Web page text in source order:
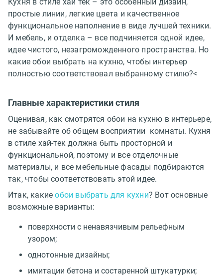
простые линии, легкие цвета и качественное
функциональное наполнение в виде лучшей техники.
И мебель, и отделка – все подчиняется одной идее,
идее чистого, незагроможденного пространства. Но
какие обои выбрать на кухню, чтобы интерьер
полностью соответствовал выбранному стилю?<
Главные характеристики стиля
Оценивая, как смотрятся обои на кухню в интерьере,
не забывайте об общем восприятии комнаты. Кухня
в стиле хай-тек должна быть просторной и
функциональной, поэтому и все отделочные
материалы, и все мебельные фасады подбираются
так, чтобы соответствовать этой идее.
Итак, какиеобои выбрать для кухни? Вот основные
возможные варианты:
поверхности с ненавязчивым рельефным
узором;
однотонные дизайны;
имитации бетона и состаренной штукатурки;